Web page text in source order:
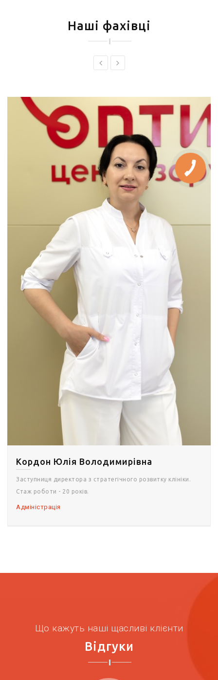
Наші фахівці
Кордон Юлія Володимирівна
Заступниця директора з стратегічного розвитку клініки.
Стаж роботи - 20 років.
Адміністрація
Що кажуть наші щасливі клієнти
Відгуки